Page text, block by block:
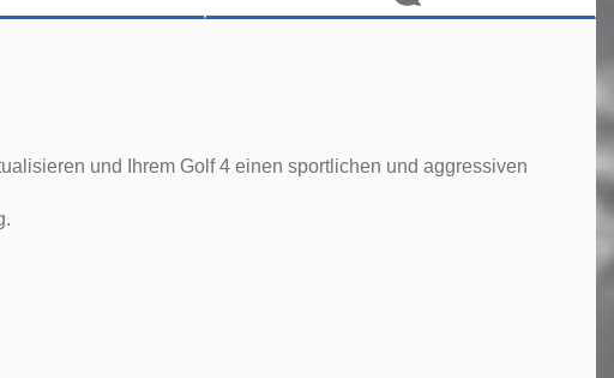
und Ihrem Golf 4 einen sportlichen und aggressiven